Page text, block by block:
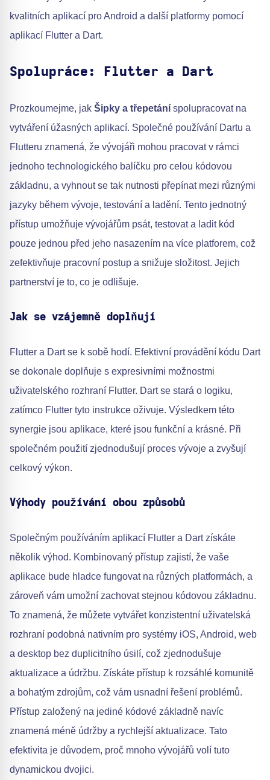
kvalitních aplikací pro Android a další platformy pomocí
aplikací Flutter a Dart.
Spolupráce: Flutter a Dart
Prozkoumejme, jak Šipky a třepetání spolupracovat na
vytváření úžasných aplikací. Společné používání Dartu a
Flutteru znamená, že vývojáři mohou pracovat v rámci
jednoho technologického balíčku pro celou kódovou
základnu, a vyhnout se tak nutnosti přepínat mezi různými
jazyky během vývoje, testování a ladění. Tento jednotný
přístup umožňuje vývojářům psát, testovat a ladit kód
pouze jednou před jeho nasazením na více platforem, což
zefektivňuje pracovní postup a snižuje složitost. Jejich
partnerství je to, co je odlišuje.
Jak se vzájemně doplňují
Flutter a Dart se k sobě hodí. Efektivní provádění kódu Dart
se dokonale doplňuje s expresivními možnostmi
uživatelského rozhraní Flutter. Dart se stará o logiku,
zatímco Flutter tyto instrukce oživuje. Výsledkem této
synergie jsou aplikace, které jsou funkční a krásné. Při
společném použití zjednodušují proces vývoje a zvyšují
celkový výkon.
Výhody používání obou způsobů
Společným používáním aplikací Flutter a Dart získáte
několik výhod. Kombinovaný přístup zajistí, že vaše
aplikace bude hladce fungovat na různých platformách, a
zároveň vám umožní zachovat stejnou kódovou základnu.
To znamená, že můžete vytvářet konzistentní uživatelská
rozhraní podobná nativním pro systémy iOS, Android, web
a desktop bez duplicitního úsilí, což zjednodušuje
aktualizace a údržbu. Získáte přístup k rozsáhlé komunitě
a bohatým zdrojům, což vám usnadní řešení problémů.
Přístup založený na jediné kódové základně navíc
znamená méně údržby a rychlejší aktualizace. Tato
efektivita je důvodem, proč mnoho vývojářů volí tuto
dynamickou dvojici.